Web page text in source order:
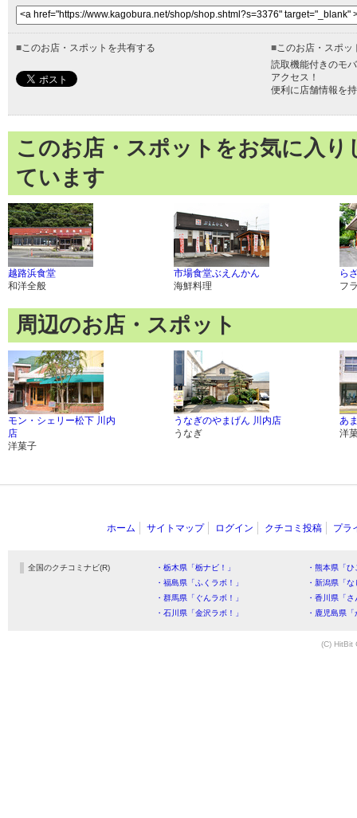
■ このお店・スポットを共有する ■ このお店・スポ
読取機能付きのモ
アクセス！
便利に店舗情報を
このお店・スポットをお気に入
ています
越路浜食堂
和洋全般
市場食堂ぶえんかん
海鮮料理
ら
フ
周辺のお店・スポット
モン・シェリー松下 川内
店
洋菓子
うなぎのやまげん 川内店
うなぎ
あ
洋
ホーム サイトマップ ログイン クチコミ投稿 プラ
全国のクチコミナビ(R) ・栃木県「栃ナビ！」
・熊本県「
・福島県「ふくラボ！」
・新潟県「
・群馬県「ぐんラボ！」
・香川県「
・石川県「金沢ラボ！」
・鹿児島県
(C) HitBit